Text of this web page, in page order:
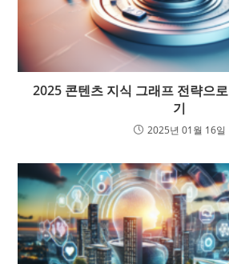
2025 콘텐츠 지식 그래프 전략으
기
2025년 01월 16일